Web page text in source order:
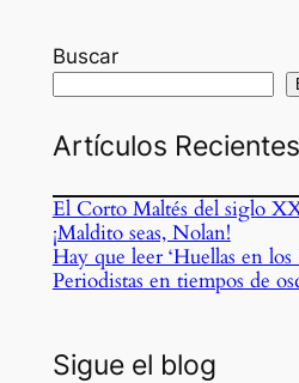
Buscar
Artículos Recientes
El Corto Maltés del siglo
¡Maldito seas, Nolan!
Hay que leer ‘Huellas en los
Periodistas en tiempos de
Sigue el blog